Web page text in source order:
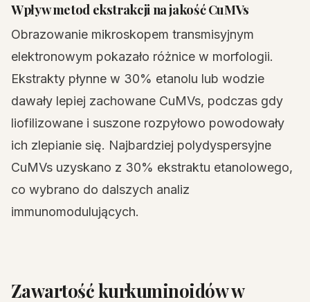
Wpływ metod ekstrakcji na jakość CuMVs
Obrazowanie mikroskopem transmisyjnym
elektronowym pokazało różnice w morfologii.
Ekstrakty płynne w 30% etanolu lub wodzie
dawały lepiej zachowane CuMVs, podczas gdy
liofilizowane i suszone rozpyłowo powodowały
ich zlepianie się. Najbardziej polydyspersyjne
CuMVs uzyskano z 30% ekstraktu etanolowego,
co wybrano do dalszych analiz
immunomodulujących.
Zawartość kurkuminoidów w